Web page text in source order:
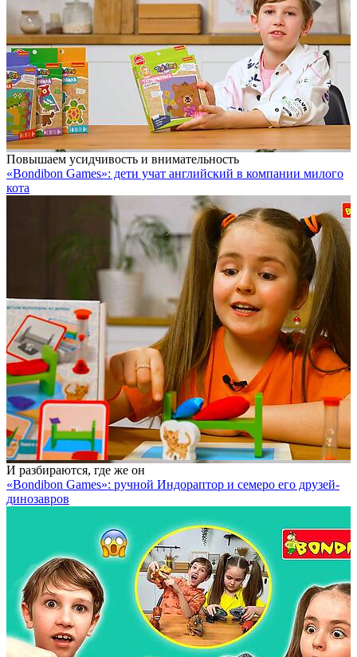
Повышаем усидчивость и внимательность
«Bondibon Games»: дети учат английский в компании милого
кота
И разбираются, где же он
«Bondibon Games»: ручной Индораптор и семеро его друзей-
динозавров